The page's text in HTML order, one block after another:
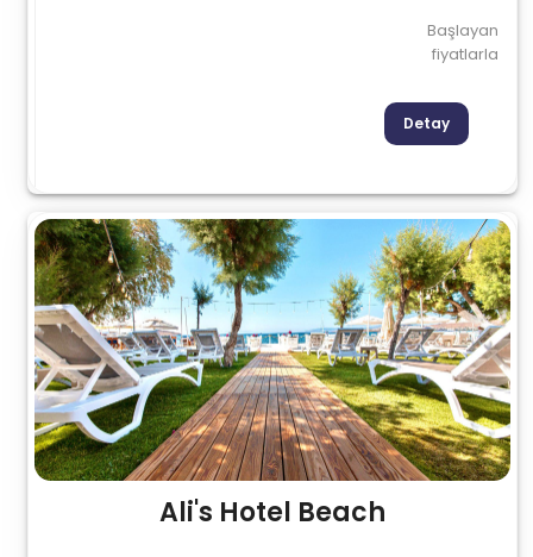
Başlayan
fiyatlarla
Detay
Ali's Hotel Beach